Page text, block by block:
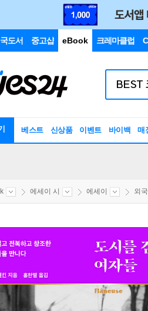
도서 중고샵 eBook 크레마클럽
베스트 신상품 이벤트 바이백 매
에세이 시 에세이 외